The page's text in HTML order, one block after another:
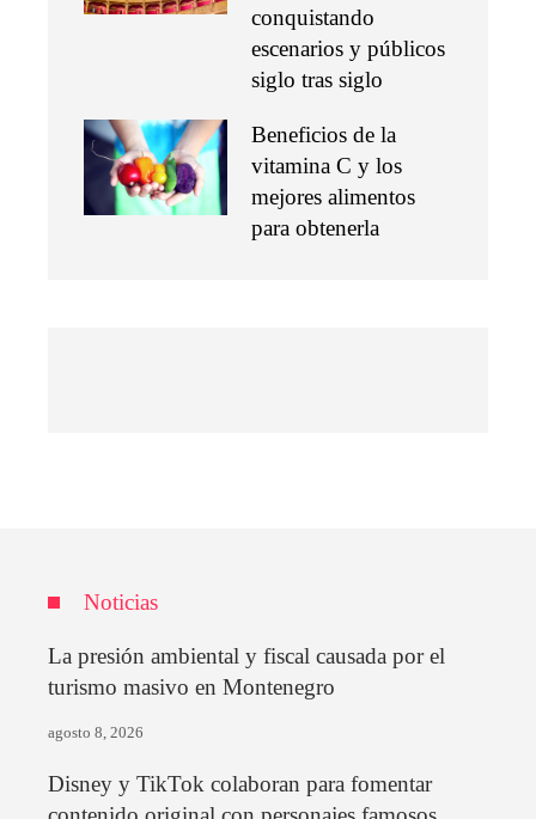
conquistando
escenarios y públicos
siglo tras siglo
Beneficios de la
vitamina C y los
mejores alimentos
para obtenerla
Noticias
La presión ambiental y fiscal causada por el
turismo masivo en Montenegro
agosto 8, 2026
Disney y TikTok colaboran para fomentar